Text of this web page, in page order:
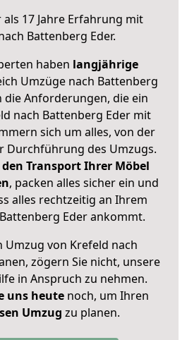
17 Jahre Erfahrung mit
Battenberg Eder.
haben langjährige
Umzüge nach Battenberg
die Anforderungen, die ein
nach Battenberg Eder mit
sich um alles, von der
Durchführung des Umzugs.
Transport Ihrer Möbel
, packen alles sicher ein und
alles rechtzeitig an Ihrem
Eder ankommt.
Umzug von Krefeld nach
zögern Sie nicht, unsere
in Anspruch zu nehmen.
uns heutenoch, um Ihren
Umzug zu planen.